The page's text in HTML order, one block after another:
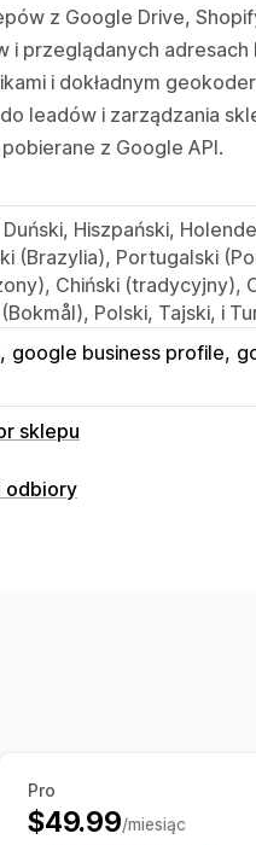
z Google Drive,
i przeglądanych adresach
i dokładnym
leadów i zarządzania
z Google API.
Hiszpański,
(Brazylia), Portugalski
Chiński (tradycyjny),
Polski, Tajski, i
google business profile
sklepu
odbiory
Pro
$49.99/miesiąc